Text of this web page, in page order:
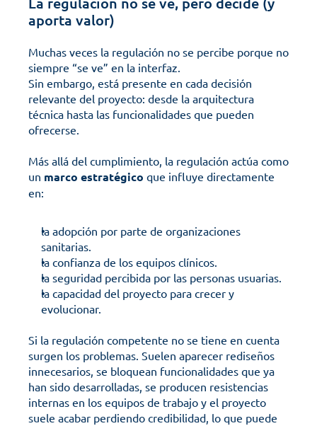
aporta valor)
Muchas veces la regulación no se percibe porque no
siempre “se ve” en la interfaz.
Sin embargo, está presente en cada decisión
relevante del proyecto: desde la arquitectura
técnica hasta las funcionalidades que pueden
ofrecerse.
Más allá del cumplimiento, la regulación actúa como
un marco estratégico que influye directamente
en:
la adopción por parte de organizaciones
sanitarias.
la confianza de los equipos clínicos.
la seguridad percibida por las personas usuarias.
la capacidad del proyecto para crecer y
evolucionar.
Si la regulación competente no se tiene en cuenta
surgen los problemas. Suelen aparecer rediseños
innecesarios, se bloquean funcionalidades que ya
han sido desarrolladas, se producen resistencias
internas en los equipos de trabajo y el proyecto
suele acabar perdiendo credibilidad, lo que puede